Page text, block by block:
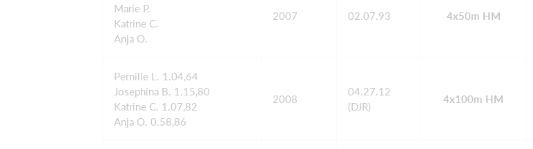
Marie P.
Katrine C.
Anja O.
2007 02.07.93 4x50m HM
Pernille L. 1.04,64
Josephina B. 1.15,80
Katrine C. 1.07,82
Anja O. 0.58,86
2008
04.27.12
(DJR)
4x100m HM